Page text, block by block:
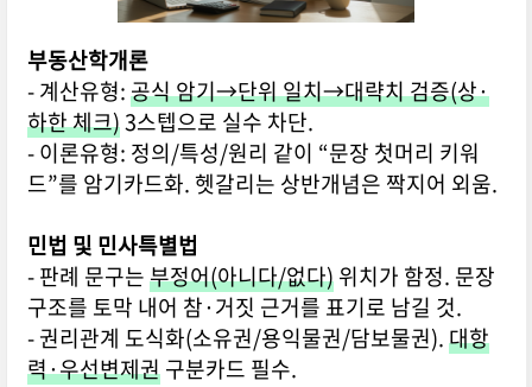
부동산학개론
- 계산유형:공식 암기→단위 일치→대략치 검증(상·
하한 체크)3스텝으로 실수 차단.
- 이론유형: 정의/특성/원리 같이 “문장 첫머리 키워
드”를 암기카드화. 헷갈리는 상반개념은 짝지어 외움.
민법 및 민사특별법
- 판례 문구는부정어(아니다/없다)위치가 함정. 문장
구조를 토막 내어 참·거짓 근거를 표기로 남길 것.
- 권리관계 도식화(소유권/용익물권/담보물권).대항
력·우선변제권구분카드 필수.